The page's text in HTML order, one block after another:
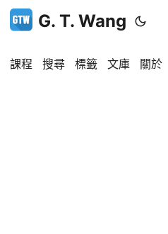
G. T. Wang
課程 搜尋 標籤 文庫 關於